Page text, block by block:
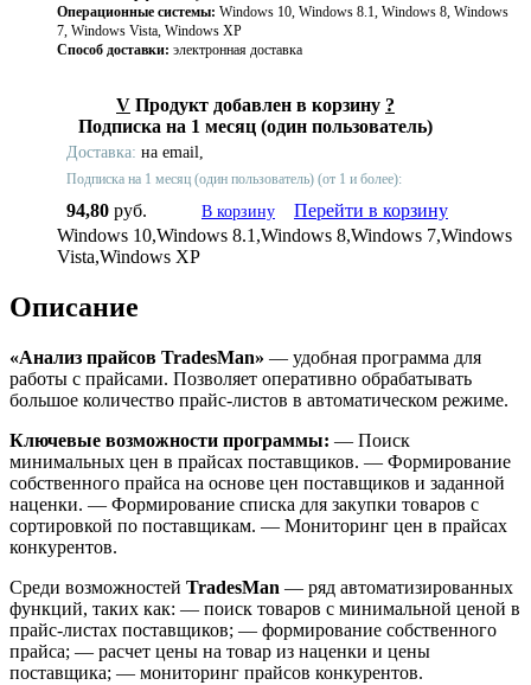
Операционные системы: Windows 10, Windows 8.1, Windows 8, Windows
7, Windows Vista, Windows XP
Способ доставки: электронная доставка
V Продукт добавлен в корзину ?
Подписка на 1 месяц (один пользователь)
Доставка: на email,
Подписка на 1 месяц (один пользователь) (от 1 и более):
94,80 руб. В корзину
Перейти в корзину
Windows 10,Windows 8.1,Windows 8,Windows 7,Windows
Vista,Windows XP
Описание
«Анализ прайсов TradesMan» — удобная программа для
работы с прайсами. Позволяет оперативно обрабатывать
большое количество прайс-листов в автоматическом режиме.
Ключевые возможности программы: — Поиск
минимальных цен в прайсах поставщиков. — Формирование
собственного прайса на основе цен поставщиков и заданной
наценки. — Формирование списка для закупки товаров с
сортировкой по поставщикам. — Мониторинг цен в прайсах
конкурентов.
Среди возможностей TradesMan — ряд автоматизированных
функций, таких как: — поиск товаров с минимальной ценой в
прайс-листах поставщиков; — формирование собственного
прайса; — расчет цены на товар из наценки и цены
поставщика; — мониторинг прайсов конкурентов.